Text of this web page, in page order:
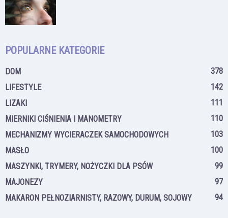
POPULARNE KATEGORIE
DOM
378
LIFESTYLE
142
LIZAKI
111
MIERNIKI CIŚNIENIA I MANOMETRY
110
MECHANIZMY WYCIERACZEK SAMOCHODOWYCH
103
MASŁO
100
MASZYNKI, TRYMERY, NOŻYCZKI DLA PSÓW
99
MAJONEZY
97
MAKARON PEŁNOZIARNISTY, RAZOWY, DURUM, SOJOWY
94